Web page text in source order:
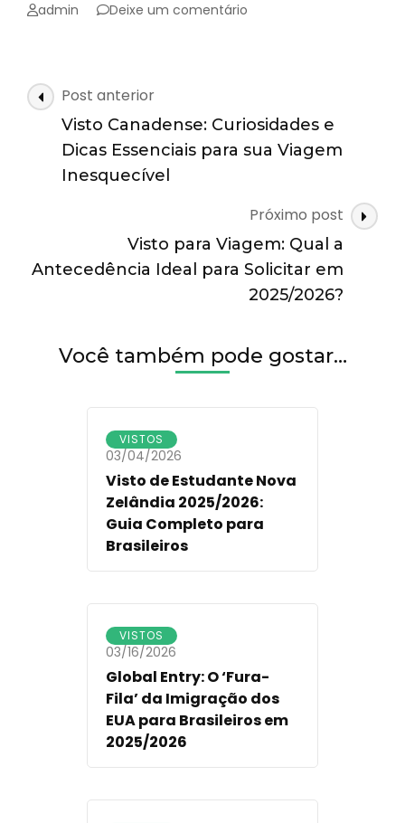
admin Deixe um comentário
para
Aposentados
Brasileiros
Navegação
de
posts
Post anterior
Visto Canadense: Curiosidades e
Dicas Essenciais para sua Viagem
Inesquecível
Próximo post
Visto para Viagem: Qual a
Antecedência Ideal para Solicitar em
2025/2026?
Você também pode gostar…
VISTOS
03/04/2026
Visto de Estudante Nova
Zelândia 2025/2026:
Guia Completo para
Brasileiros
VISTOS
03/16/2026
Global Entry: O ‘Fura-
Fila’ da Imigração dos
EUA para Brasileiros em
2025/2026